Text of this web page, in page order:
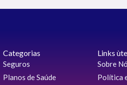
Categorias
Seguros
Planos de Saúde
Links
Sobre
Política